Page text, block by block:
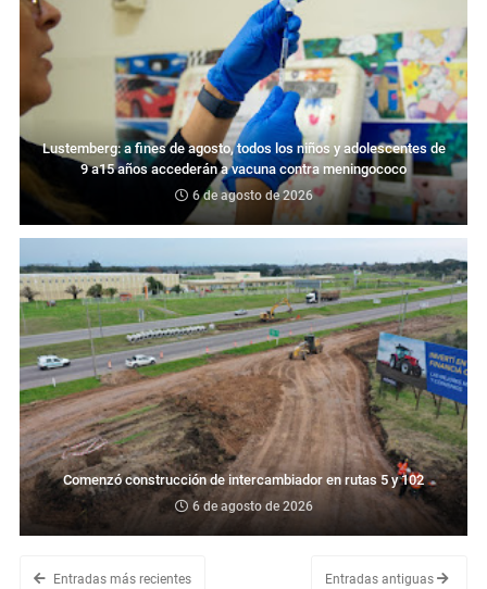
Lustemberg: a fines de agosto, todos los niños y adolescentes de
9 a15 años accederán a vacuna contra meningococo
6 de agosto de 2026
Comenzó construcción de intercambiador en rutas 5 y 102
6 de agosto de 2026
Entradas más recientes Entradas antiguas